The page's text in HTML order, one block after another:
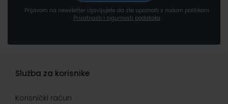
Prijavom na newsletter izjavljujete da ste upoznati s našom politikom
Privatnosti i sigurnosti podataka
Služba za korisnike
Korisnički račun